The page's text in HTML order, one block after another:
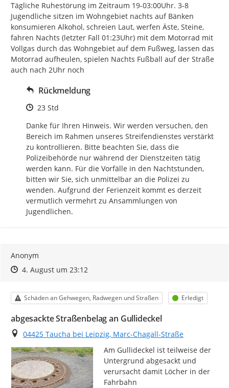
Tägliche Ruhestörung im Zeitraum 19-03:00Uhr. 3-8
Jugendliche sitzen im Wohngebiet nachts auf Bänken
konsumieren Alkohol, schreien Laut, werfen Äste, Steine,
fahren Nachts (letzter Fall 01:23Uhr) mit dem Motorrad mit
Vollgas durch das Wohngebiet auf dem Fußweg, lassen das
Motorrad aufheulen, spielen Nachts Fußball auf der Straße
auch nach 2Uhr noch
Rückmeldung
Zeitpunkt des Erstellens
23 Std
Danke für Ihren Hinweis. Wir werden versuchen, den
Bereich im Rahmen unseres Streifendienstes verstärkt
zu kontrollieren. Bitte beachten Sie, dass die
Polizeibehörde nur während der Dienstzeiten tätig
werden kann. Für die Vorfälle in den Nachtstunden,
bitten wir Sie, sich unmittelbar an die Polizei zu
wenden. Aufgrund der Ferienzeit kommt es derzeit
vermutlich vermehrt zu Ansammlungen von
Jugendlichen.
Anonym
Zeitpunkt des Erstellens
Zeitpunkt des Erstellens
4. August um 23:12Zur Äußerung
Kategorie
Schäden an Gehwegen, Radwegen und Straßen Status
Erledigt
abgesackte Straßenbelag an Gullideckel
Ort
04425 Taucha bei Leipzig, Marc-Chagall-Straße
Am Gullideckel ist teilweise der
Untergrund abgesackt und
verursacht damit Löcher in der
Fahrbahn